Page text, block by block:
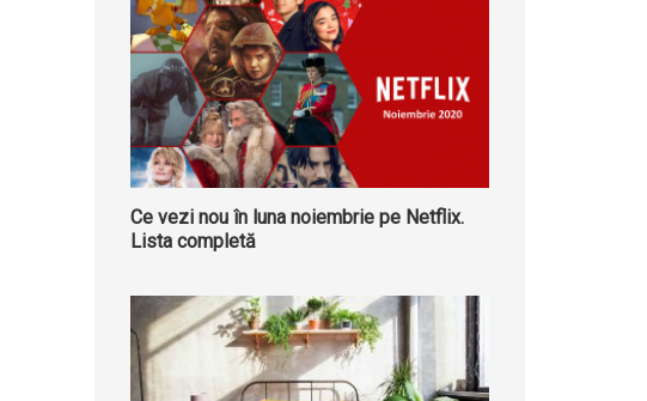
Ce vezi nou în luna noiembrie pe Netflix.
Lista completă